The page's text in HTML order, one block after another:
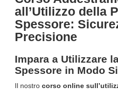
all’Utilizzo della
Spessore:
Precisione
Impara a Utilizzare
Spessore in Modo
Il nostro corso online